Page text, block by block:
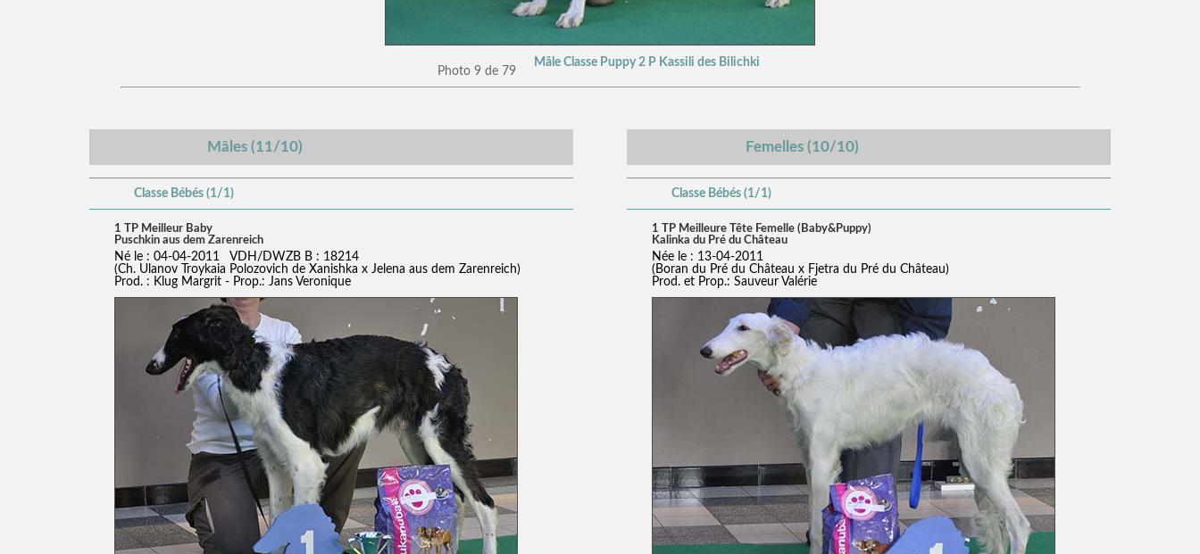
Photo 9 de 79
Mâle Classe Puppy 2 P Kassili des Bilichki
Mâles (11/10)
Classe Bébés (1/1)
1 TP Meilleur Baby
Puschkin aus dem Zarenreich
Né le : 04-04-2011 VDH/DWZB B : 18214
(Ch. Ulanov Troykaia Polozovich de Xanishka x Jelena aus dem Zarenreich)
Prod. : Klug Margrit - Prop.: Jans Veronique
Femelles (10/10)
Classe Bébés (1/1)
1 TP Meilleure Tête Femelle (Baby&Puppy)
Kalinka du Pré du Château
Née le : 13-04-2011
(Boran du Pré du Château x Fjetra du Pré du Château)
Prod. et Prop.: Sauveur Valérie